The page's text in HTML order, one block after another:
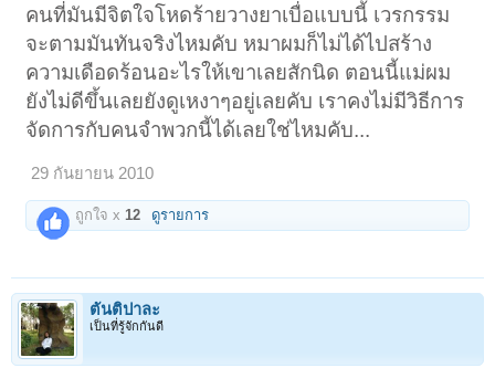
คนที่มันมีจิตใจโหดร้ายวางยาเบื่อแบบนี้ เวรกรรม
จะตามมันทันจริงไหมคับ หมาผมก็ไม่ได้ไปสร้าง
ความเดือดร้อนอะไรให้เขาเลยสักนิด ตอนนี้แม่ผม
ยังไม่ดีขึ้นเลยยังดูเหงาๆอยู่เลยคับ เราคงไม่มีวิธีการ
จัดการกับคนจำพวกนี้ได้เลยใช่ไหมคับ...
29 กันยายน 2010
ถูกใจ x 12 ดูรายการ
ตันติปาละ
เป็นที่รู้จักกันดี